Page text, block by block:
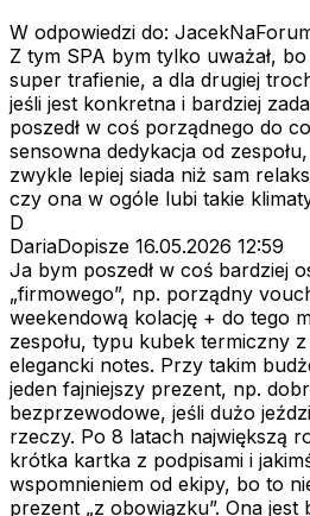
W odpowiedzi do:
Z tym SPA bym tylko uważał,
super trafienie, a dla drugiej
jeśli jest konkretna i bardziej
poszedł w coś porządnego do
sensowna dedykacja od
zwykle lepiej siada niż sam
czy ona w ogóle lubi takie
D
DariaDopisze 16.05.2026 12:59
Ja bym poszedł w coś bardziej
„firmowego”, np. porządny
weekendową kolację + do tego
zespołu, typu kubek termiczny
elegancki notes. Przy takim
jeden fajniejszy prezent, np.
bezprzewodowe, jeśli dużo
rzeczy. Po 8 latach największą
krótka kartka z podpisami i
wspomnieniem od ekipy, bo to
prezent „z obowiązku”. Ona jest